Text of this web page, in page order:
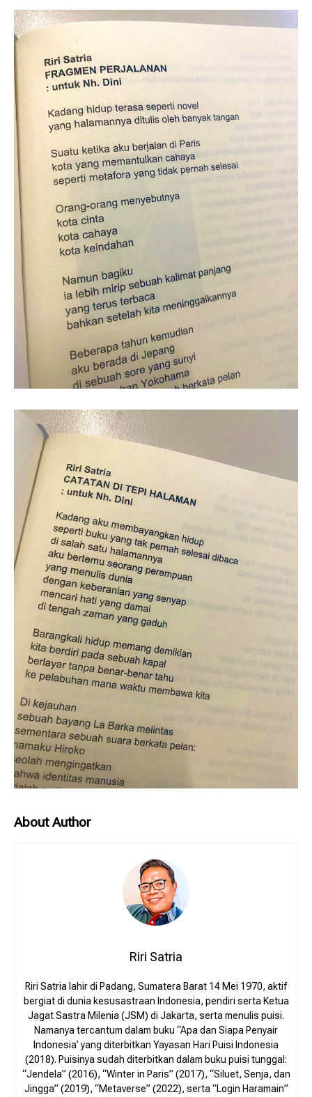
About Author
Riri Satria
Riri Satria lahir di Padang, Sumatera Barat 14 Mei 1970, aktif
bergiat di dunia kesusastraan Indonesia, pendiri serta Ketua
Jagat Sastra Milenia (JSM) di Jakarta, serta menulis puisi.
Namanya tercantum dalam buku “Apa dan Siapa Penyair
Indonesia’ yang diterbitkan Yayasan Hari Puisi Indonesia
(2018). Puisinya sudah diterbitkan dalam buku puisi tunggal:
“Jendela” (2016), “Winter in Paris” (2017), “Siluet, Senja, dan
Jingga” (2019), “Metaverse” (2022), serta “Login Haramain”